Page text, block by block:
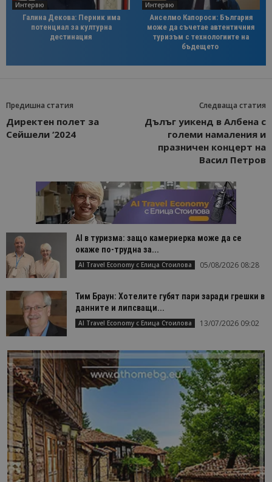
Интервю
Галина Декова: Перник има
потенциал за културна
дестинация
Интервю
Анселмо Капороси: България
може да съчетае автентичния
туризъм с технологиите на
бъдещето
Предишна статия
Директен полет за
Сейшели ‘2024
Следваща статия
Дълъг уикенд в Албена с
големи намаления и
празничен концерт на
Васил Петров
AI в туризма: защо камериерка може да се
окаже по-трудна за...
AI Travel Economy с Елица Стоилова 05/08/2026 08:28
Тим Браун: Хотелите губят пари заради грешки в
данните и липсващи...
AI Travel Economy с Елица Стоилова 13/07/2026 09:02